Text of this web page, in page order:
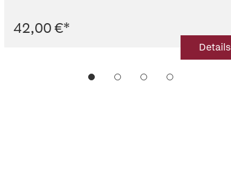
42,00 €*
Details